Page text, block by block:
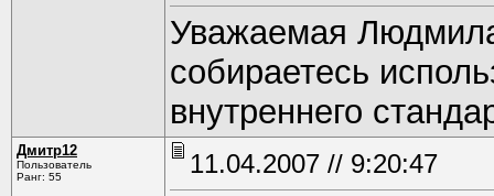
Уважаемая
собираетесь
внутреннего
Дмитр12
Пользователь
Ранг: 55
11.04.2007 // 9:20:47